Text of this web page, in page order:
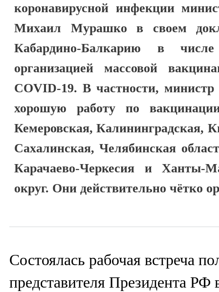
коронавирусной инфекции
Михаил Мурашко в своем
Кабардино-Балкарию в
организацией массовой
COVID-19. В частности, министр
хорошую работу по
Кемеровская, Калининградская,
Сахалинская, Челябинская
Карачаево-Черкесия и Ханты-
округ. Они действительно чётко
Состоялась рабочая встреча
представителя Президента